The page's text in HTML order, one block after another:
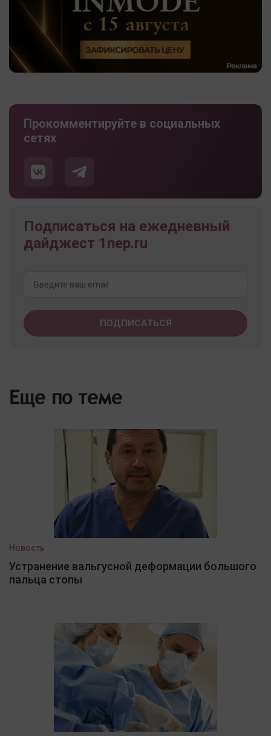
Прокомментируйте в социальных
сетях
Подписаться на ежедневный
дайджест 1nep.ru
Еще по теме
Новость
Устранение вальгусной деформации большого
пальца стопы